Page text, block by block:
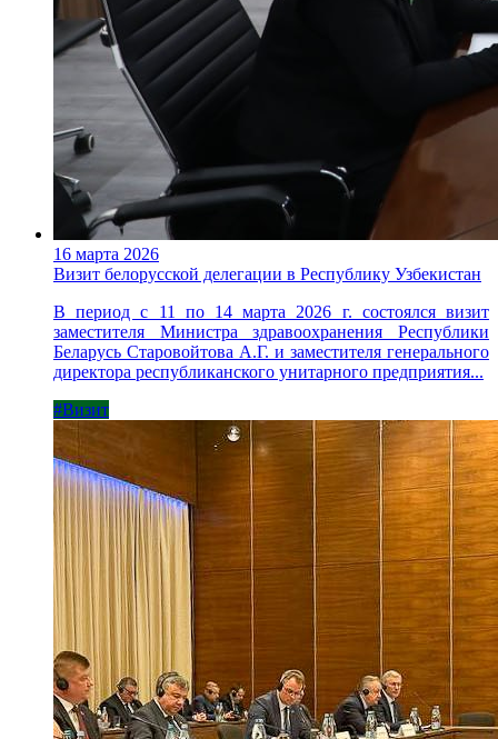
16 марта 2026
Визит белорусской делегации в Республику Узбекистан
В период с 11 по 14 марта 2026 г. состоялся визит
заместителя Министра здравоохранения Республики
Беларусь Старовойтова А.Г. и заместителя генерального
директора республиканского унитарного предприятия...
#Визит